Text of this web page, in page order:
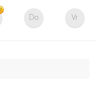
Do Vr